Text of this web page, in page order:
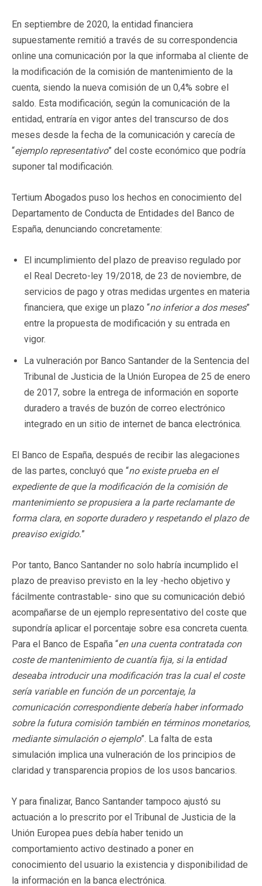
En septiembre de 2020, la entidad financiera
supuestamente remitió a través de su correspondencia
online una comunicación por la que informaba al cliente de
la modificación de la comisión de mantenimiento de la
cuenta, siendo la nueva comisión de un 0,4% sobre el
saldo. Esta modificación, según la comunicación de la
entidad, entraría en vigor antes del transcurso de dos
meses desde la fecha de la comunicación y carecía de
“ejemplo representativo” del coste económico que podría
suponer tal modificación.
Tertium Abogados puso los hechos en conocimiento del
Departamento de Conducta de Entidades del Banco de
España, denunciando concretamente:
El incumplimiento del plazo de preaviso regulado por
el Real Decreto-ley 19/2018, de 23 de noviembre, de
servicios de pago y otras medidas urgentes en materia
financiera, que exige un plazo “no inferior a dos meses”
entre la propuesta de modificación y su entrada en
vigor.
La vulneración por Banco Santander de la Sentencia del
Tribunal de Justicia de la Unión Europea de 25 de enero
de 2017, sobre la entrega de información en soporte
duradero a través de buzón de correo electrónico
integrado en un sitio de internet de banca electrónica.
El Banco de España, después de recibir las alegaciones
de las partes, concluyó que “no existe prueba en el
expediente de que la modificación de la comisión de
mantenimiento se propusiera a la parte reclamante de
forma clara, en soporte duradero y respetando el plazo de
preaviso exigido.”
Por tanto, Banco Santander no solo habría incumplido el
plazo de preaviso previsto en la ley -hecho objetivo y
fácilmente contrastable- sino que su comunicación debió
acompañarse de un ejemplo representativo del coste que
supondría aplicar el porcentaje sobre esa concreta cuenta.
Para el Banco de España “en una cuenta contratada con
coste de mantenimiento de cuantía fija, si la entidad
deseaba introducir una modificación tras la cual el coste
sería variable en función de un porcentaje, la
comunicación correspondiente debería haber informado
sobre la futura comisión también en términos monetarios,
mediante simulación o ejemplo”. La falta de esta
simulación implica una vulneración de los principios de
claridad y transparencia propios de los usos bancarios.
Y para finalizar, Banco Santander tampoco ajustó su
actuación a lo prescrito por el Tribunal de Justicia de la
Unión Europea pues debía haber tenido un
comportamiento activo destinado a poner en
conocimiento del usuario la existencia y disponibilidad de
la información en la banca electrónica.